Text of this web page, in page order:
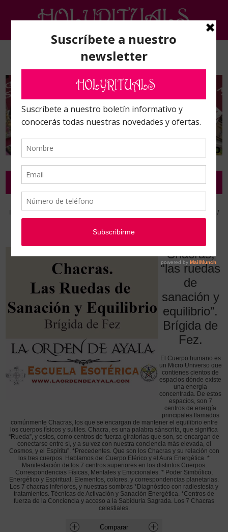
Inicio / Talleres intensivos y maestrías. / Sanción Energética y Feng Shui /
Chacras, “las ruedas de sanación y equilibrio”. Brígida de Fez.
Chacras,
“las ruedas
de
sanación y
equilibrio”.
Brígida de
Fez.
El Cuerpo humano es
un Micro Universo que
contienes cientos de
espacios dónde existe
una energía
concentrada. De estos
espacios, son 7
centros de energía
principales llamados
comúnmente Chacras, los que se encargan de mantener el equilibrio entre
los cuerpos físicos y sutiles. Chacra, es una palabra sánscrita, que significa
“Rueda”, y estos, como centros de fuerza giratorias que son, se encargan de
conectarse entre sí, y a su vez con nuestra conciencia más elevada, el
Cosmos, y el Espíritu”. *Precedentes. Que son los Chacras y su relación con
los tres cuerpos. Hablamos del Cuerpo Etérico y el Aura Energética. *
Manifestación de los 7 centros superiores en los distintos Cuerpos.
Correspondencias Físicas, Mentales y Emocionales. * Poder Simbólico,
Energético y Espiritual. Elementos, colores, y correspondencias planetarias.
Los 7 chacras inferiores, y nuestras sombras *Diagnóstico con radiestesia y
tratamientos. Técnicas de Activación y Sanación Energética. *Centros de
fuerza de la Conciencia y acceso a la Sabiduría Sagrada. Los 7 Chacras
celestiales.